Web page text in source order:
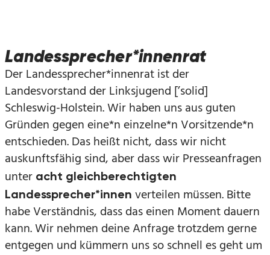
Landessprecher*innenrat
Der Landessprecher*innenrat ist der
Landesvorstand der Linksjugend [’solid]
Schleswig-Holstein. Wir haben uns aus guten
Gründen gegen eine*n einzelne*n Vorsitzende*n
entschieden. Das heißt nicht, dass wir nicht
auskunftsfähig sind, aber dass wir Presseanfragen
unter acht gleichberechtigten
Landessprecher*innen verteilen müssen. Bitte
habe Verständnis, dass das einen Moment dauern
kann. Wir nehmen deine Anfrage trotzdem gerne
entgegen und kümmern uns so schnell es geht um